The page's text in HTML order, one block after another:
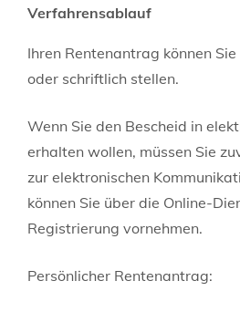
Verfahrensablauf
Ihren Rentenantrag können
oder schriftlich stellen.
Wenn Sie den Bescheid in
erhalten wollen, müssen Sie
zur elektronischen
können Sie über die Online-
Registrierung vornehmen.
Persönlicher Rentenantrag: